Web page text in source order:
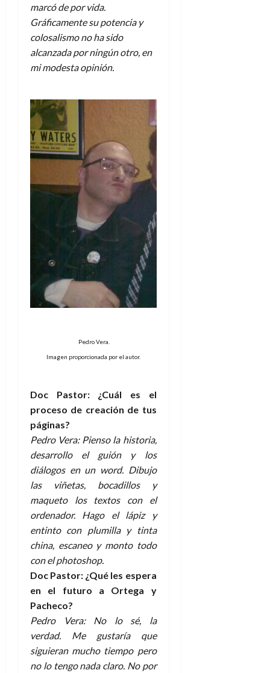
marcó de por vida.
Gráficamente su potencia y
colosalismo no ha sido
alcanzada por ningún otro, en
mi modesta opinión.
Pedro Vera.
Imagen proporcionada por el autor.
Doc Pastor: ¿Cuál es el
proceso de creación de tus
páginas?
Pedro Vera: Pienso la historia,
desarrollo el guión y los
diálogos en un word. Dibujo
las viñetas, bocadillos y
maqueto los textos con el
ordenador. Hago el lápiz y
entinto con plumilla y tinta
china, escaneo y monto todo
con el photoshop.
Doc Pastor: ¿Qué les espera
en el futuro a Ortega y
Pacheco?
Pedro Vera: No lo sé, la
verdad. Me gustaría que
siguieran mucho tiempo pero
no lo tengo nada claro. No por